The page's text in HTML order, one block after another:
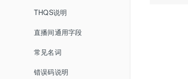
创建登录sessionId
说明
视频转码
文档转码
回放
课堂数据统计
THQS说明
直播间通用字段
常见名词
错误码说明